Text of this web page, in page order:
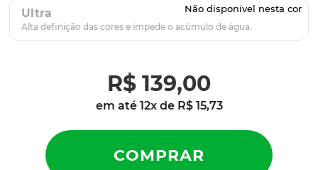
Ultra
R$ 139,00
em até 12x de R$ 15,73